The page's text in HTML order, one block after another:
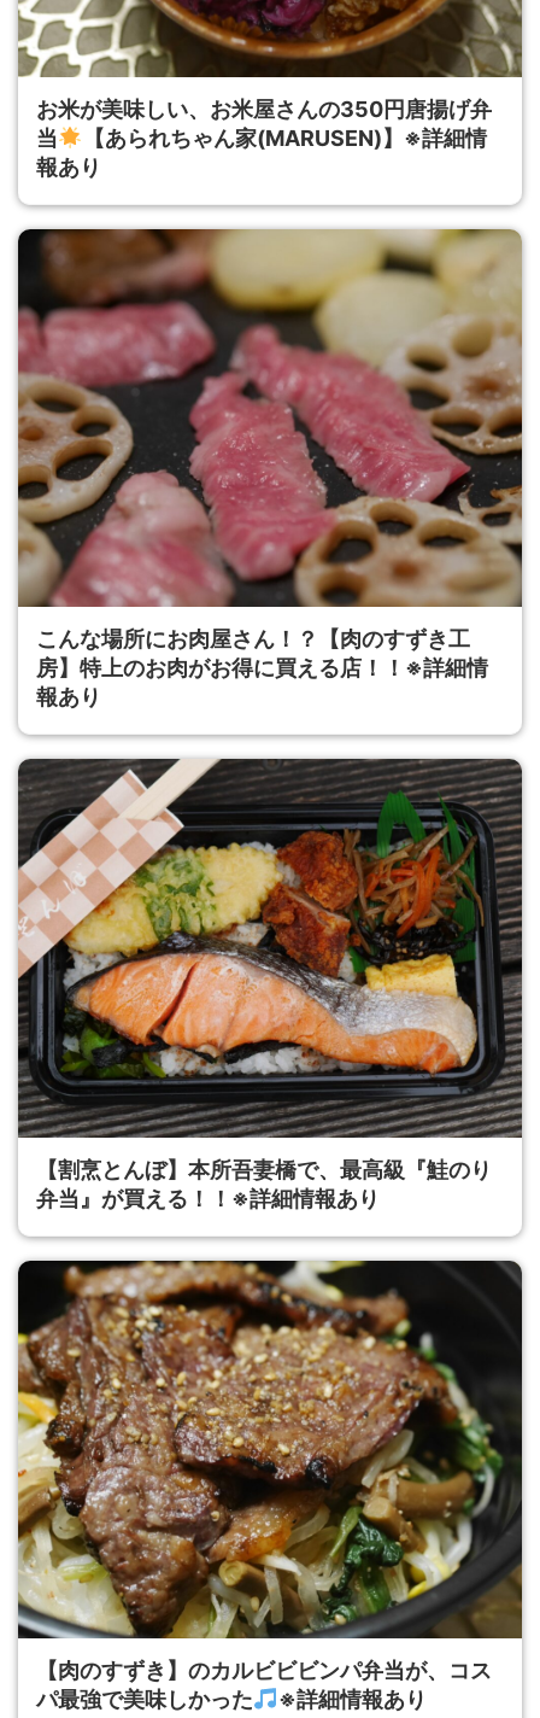
お米が美味しい、お米屋さんの350円唐揚げ弁
当
【あられちゃん家(MARUSEN)】※詳細情
報あり
こんな場所にお肉屋さん！？【肉のすずき工
房】特上のお肉がお得に買える店！！※詳細情
報あり
【割烹とんぼ】本所吾妻橋で、最高級『鮭のり
弁当』が買える！！※詳細情報あり
【肉のすずき】のカルビビビンパ弁当が、コス
パ最強で美味しかった
※詳細情報あり